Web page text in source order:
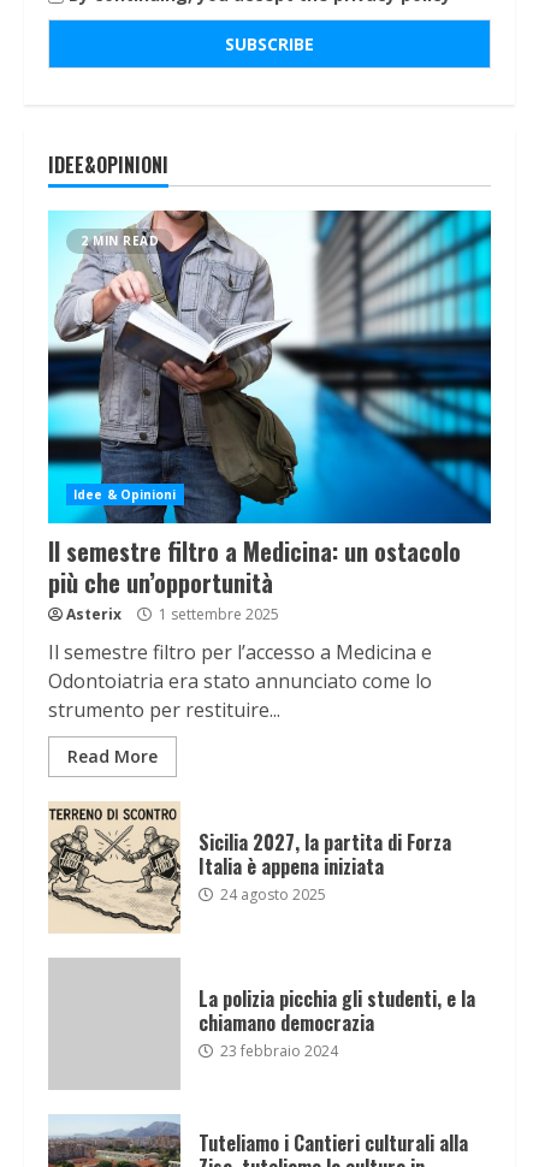
IDEE&OPINIONI
2 MIN READ
Idee & Opinioni
Il semestre filtro a Medicina: un ostacolo
più che un’opportunità
Asterix 1 settembre 2025
Il semestre filtro per l’accesso a Medicina e
Odontoiatria era stato annunciato come lo
strumento per restituire...
Read More
Sicilia 2027, la partita di Forza
Italia è appena iniziata
24 agosto 2025
La polizia picchia gli studenti, e la
chiamano democrazia
23 febbraio 2024
Tuteliamo i Cantieri culturali alla